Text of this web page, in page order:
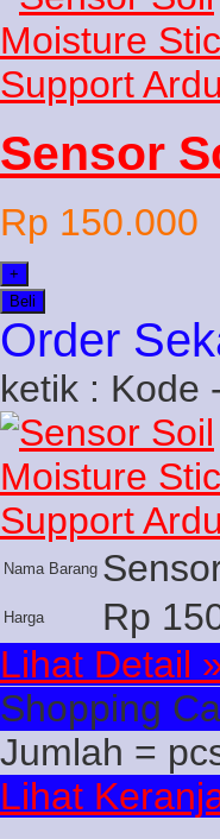
Sensor
Rp 150.000
+
Beli
Order
ketik : Kode
Nama Barang
Harga
Rp
Lihat Detail
Shopping
Jumlah =
Lihat